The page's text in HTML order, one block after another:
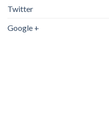
Twitter
Google +